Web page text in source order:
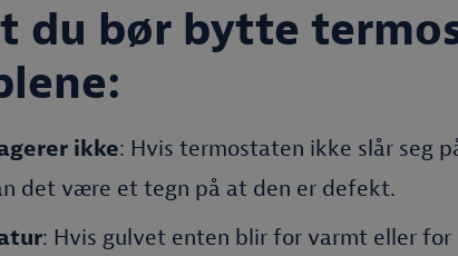
du bør bytte
ikke: Hvis termostaten ikke slår seg
det være et tegn på at den er defekt.
: Hvis gulvet enten blir for varmt eller